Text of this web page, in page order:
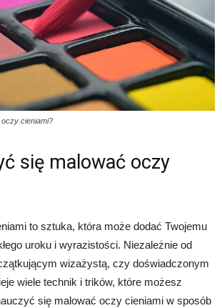
cieniami?
się malować oczy
to sztuka, która może dodać Twojemu
uroku i wyrazistości. Niezależnie od
wizażystą, czy doświadczonym
wiele technik i trików, które możesz
się malować oczy cieniami w sposób